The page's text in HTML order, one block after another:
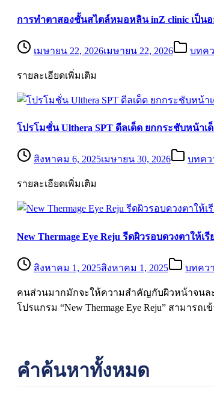
การทำตาสองชั้นสไตล์หมอหลิน inZ clinic เป็นอ
เมษายน 22, 2026เมษายน 22, 2026 บทค
รายละเอียดเพิ่มเติม
โปรโมชั่น Ulthera SPT ดีลเด็ด ยกกระชับหน้า
สิงหาคม 6, 2025เมษายน 30, 2026 บทคว
รายละเอียดเพิ่มเติม
New Thermage Eye Reju รีดผิวรอบดวงตาให้เ
สิงหาคม 1, 2025สิงหาคม 1, 2025 บทคว
คนส่วนมากมักจะให้ความสำคัญกับผิวหน้าจนละ
โปรแกรม “New Thermage Eye Reju” สามาร
คำค้นหาทั้งหมด